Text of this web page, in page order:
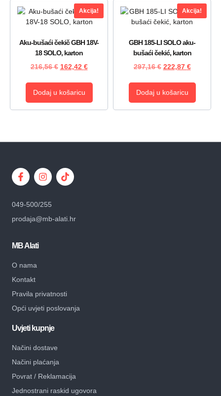
Akcija!
Aku-bušaći čekič GBH 18V-
18 SOLO, karton
216,56€ 162,42 €
Dodaj u košaricu
Akcija!
GBH 185-LI SOLO aku-
bušaći čekić, karton
297,16€ 222,87 €
Dodaj u košaricu
049-500/255
prodaja@mb-alati.hr
MB Alati
O nama
Kontakt
Pravila privatnosti
Opći uvjeti poslovanja
Uvjeti kupnje
Načini dostave
Načini plaćanja
Povrat / Reklamacija
Jednostrani raskid ugovora